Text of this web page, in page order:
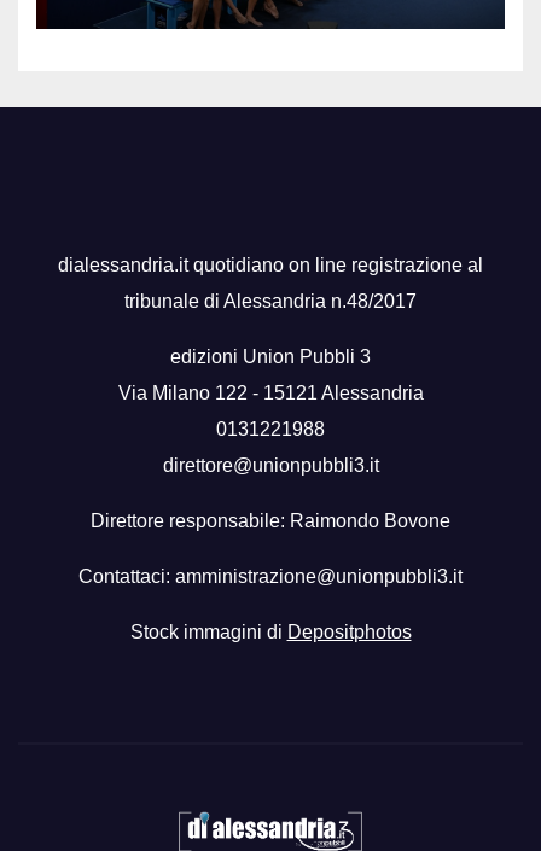
dialessandria.it quotidiano on line registrazione al
tribunale di Alessandria n.48/2017
edizioni Union Pubbli 3
Via Milano 122 - 15121 Alessandria
0131221988
direttore@unionpubbli3.it
Direttore responsabile: Raimondo Bovone
Contattaci: amministrazione@unionpubbli3.it
Stock immagini di Depositphotos